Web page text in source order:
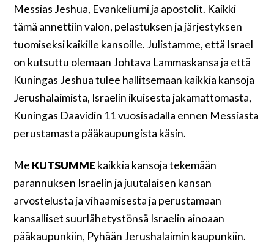
Messias Jeshua, Evankeliumi ja apostolit. Kaikki
tämä annettiin valon, pelastuksen ja järjestyksen
tuomiseksi kaikille kansoille. Julistamme, että Israel
on kutsuttu olemaan Johtava Lammaskansa ja että
Kuningas Jeshua tulee hallitsemaan kaikkia kansoja
Jerushalaimista, Israelin ikuisesta jakamattomasta,
Kuningas Daavidin 11 vuosisadalla ennen Messiasta
perustamasta pääkaupungista käsin.
Me KUTSUMMEkaikkia kansoja tekemään
parannuksen Israelin ja juutalaisen kansan
arvostelusta ja vihaamisesta ja perustamaan
kansalliset suurlähetystönsä Israelin ainoaan
pääkaupunkiin, Pyhään Jerushalaimin kaupunkiin.